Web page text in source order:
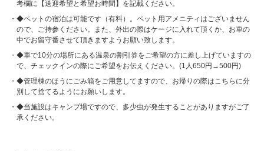
考欄に【送迎希望と希望お時間】を記載ください。
◆ペットの宿泊は可能です（有料）。ペット用アメニティはございません
ので、ご持参ください。また、外出の際はケージに入れて頂くか、お車の
中でお留守番させて頂きますようお願い致します。
◆車で10分の場所にある温泉の割引券をご希望の方に差し上げていますの
で、チェックインの際にご希望をお伝えください。(1人650円→500円)
◆管理棟のほうにごみ箱をご用意してますので、お帰りの際はこちらに分
別して捨てるようにお願いします。
◆当施設はキャンプ場ですので、多少虫が発生することがありますがご了
承ください。